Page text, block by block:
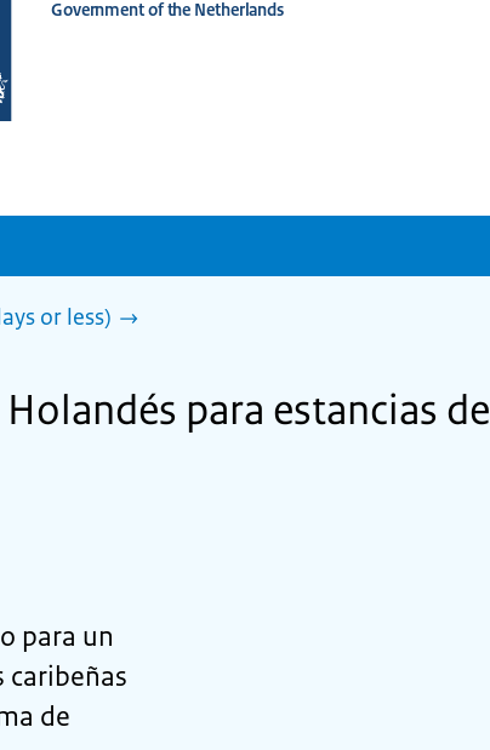
Government of the Netherlands
or less)
para estancias de
para un
caribeñas
de